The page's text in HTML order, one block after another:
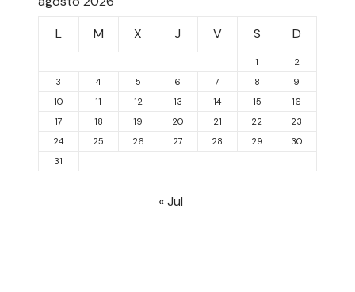
L
M X J V S D
1
2
3
4 5 6 7 8
9
10
11 12 13 14 15
16
17
18 19 20 21 22
23
24
25 26 27 28 29
30
31
« Jul